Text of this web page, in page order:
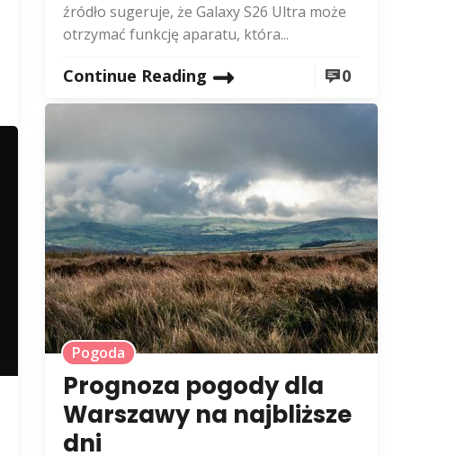
źródło sugeruje, że Galaxy S26 Ultra może
otrzymać funkcję aparatu, która...
Continue Reading 0
Pogoda
Prognoza pogody dla
Warszawy na najbliższe
dni